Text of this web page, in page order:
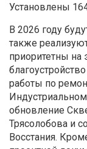
Установлены
В 2026 году
также
приоритетны на
работы по
обновление
Трясолобова и
Восстания.